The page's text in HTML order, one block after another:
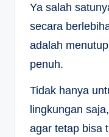
Ya salah
secara
adalah
penuh.
Tidak hanya
lingkungan
agar tetap bisa